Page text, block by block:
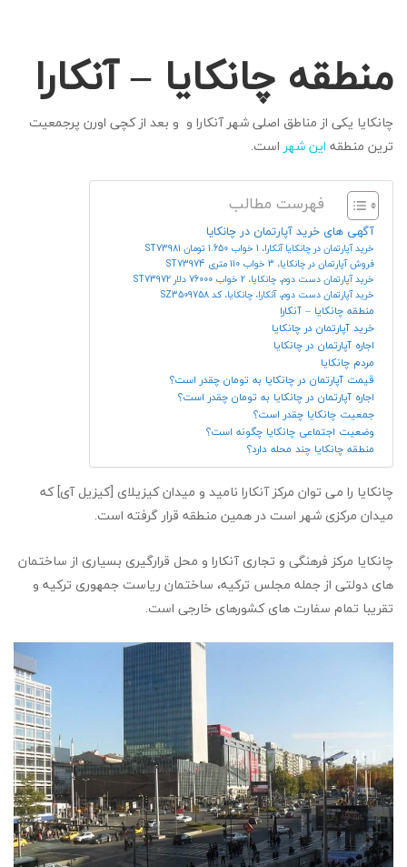
منطقه چانکایا – آنکارا
چانکایا یکی از مناطق اصلی شهر آنکارا و و بعد از کچی اورن پرجمعیت
ترین منطقه این شهراست.
فهرست مطالب
آگهی های خرید آپارتمان در چانکایا
خرید آپارتمان در چانکایا آنکارا، 1 خواب 1.650 تومان ST73981
فروش آپارتمان در چانکایا، 3 خواب 110 متری ST73974
خرید آپارتمان دست دوم، چانکایا، 2 خواب 76000 دلار ST73972
خرید آپارتمان دست دوم، آنکارا، چانکایا، کد SZ3509758
منطقه چانکایا – آنکارا
خرید آپارتمان در چانکایا
اجاره آپارتمان در چانکایا
مردم چانکایا
قیمت آپارتمان در چانکایا به تومان چقدر است؟
اجاره آپارتمان در چانکایا به تومان چقدر است؟
جمعیت چانکایا چقدر است؟
وضعیت اجتماعی چانکایا چگونه است؟
منطقه چانکایا چند محله دارد؟
چانکایا را می توان مرکز آنکارا نامید و میدان کیزیلای [کیزیل آی] که
میدان مرکزی شهر است در همین منطقه قرار گرفته است.
چانکایا مرکز فرهنگی و تجاری آنکارا و محل قرارگیری بسیاری از ساختمان
های دولتی از جمله مجلس ترکیه، ساختمان ریاست جمهوری ترکیه و
تقریبا تمام سفارت های کشورهای خارجی است.